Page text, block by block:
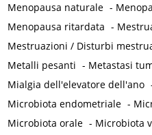
Menopausa naturale -
Menopausa ritardata -
Mestruazioni / Disturbi
Metalli pesanti - Metastasi
Mialgia dell'elevatore dell'ano
Microbiota endometriale -
Microbiota orale - Microbiota